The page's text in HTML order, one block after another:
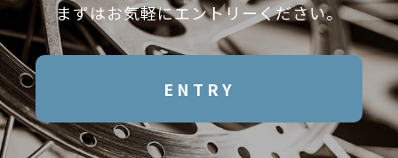
まずはお気軽にエントリーください。
ENTRY